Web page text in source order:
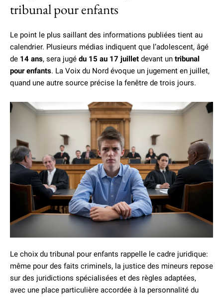
tribunal pour enfants
Le point le plus saillant des informations publiées tient au
calendrier. Plusieurs médias indiquent que l’adolescent, âgé
de 14 ans, sera jugé du 15 au 17 juillet devant un tribunal
pour enfants. La Voix du Nord évoque un jugement en juillet,
quand une autre source précise la fenêtre de trois jours.
Le choix du tribunal pour enfants rappelle le cadre juridique:
même pour des faits criminels, la justice des mineurs repose
sur des juridictions spécialisées et des règles adaptées,
avec une place particulière accordée à la personnalité du